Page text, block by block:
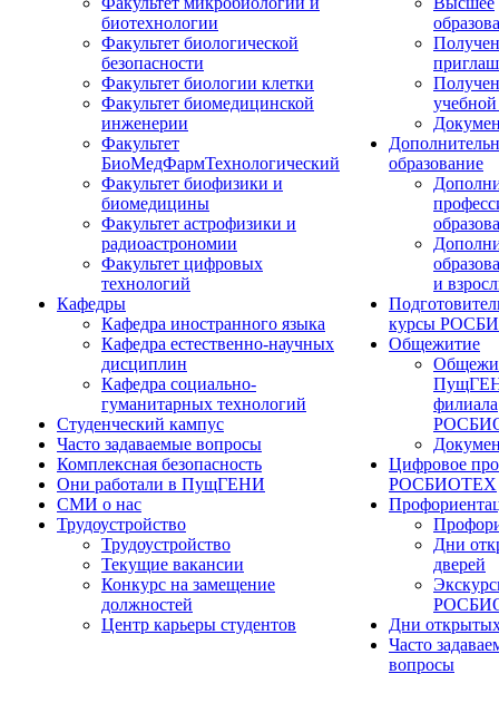
биотехнологии
Факультет биологической
безопасности
Факультет биологии клетки
Факультет биомедицинской
инженерии
Факультет
БиоМедФармТехнологический
Факультет биофизики и
биомедицины
Факультет астрофизики и
радиоастрономии
Факультет цифровых
технологий
Кафедры
Кафедра иностранного языка
Кафедра естественно-научных
дисциплин
Кафедра социально-
гуманитарных технологий
Студенческий кампус
Часто задаваемые вопросы
Комплексная безопасность
Они работали в ПущГЕНИ
СМИ о нас
Трудоустройство
Трудоустройство
Текущие вакансии
Конкурс на замещение
должностей
Центр карьеры студентов
образование
и
курсы
Общежитие
филиала
Цифровое
РОСБИОТЕХ
Дни
дверей
Дни
Часто
вопросы